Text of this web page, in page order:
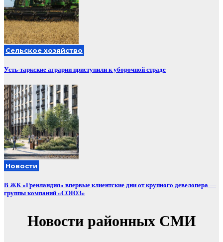
Сельское хозяйство
Усть-таркские аграрии приступили к уборочной страде
Новости
В ЖК «Гренландия» впервые клиентские дни от крупного девелопера —
группы компаний «СОЮЗ»